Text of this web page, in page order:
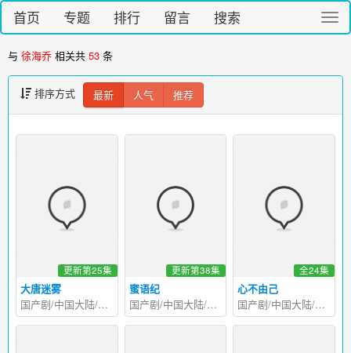
切
换
首页 专题 排行 留言 搜索
与 徐海乔 相关共 53 条
排序方式 最新 人气 推荐
大唐迷雾
更新第25集
国产剧/中国大陆/2026
蜜语纪
更新第38集
国产剧/中国大陆/2026
心不由己
全24集
国产剧/中国大陆/2026